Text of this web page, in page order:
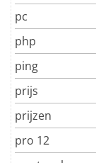
pc
php
ping
prijs
prijzen
pro 12